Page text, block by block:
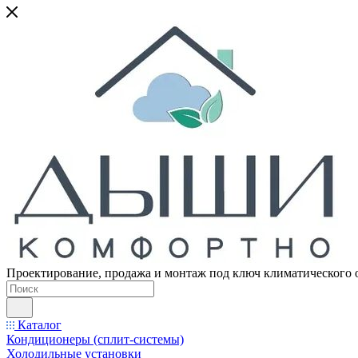
Проектирование, продажа и монтаж под ключ климатического
Каталог
Кондиционеры (сплит-системы)
Холодильные установки